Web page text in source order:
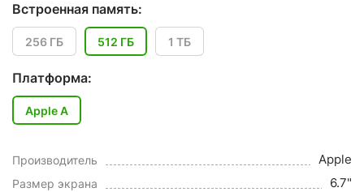
Встроенная память:
256 ГБ 512 ГБ 1 ТБ
Платформа:
Apple A
Производитель Apple
Размер экрана 6.7"